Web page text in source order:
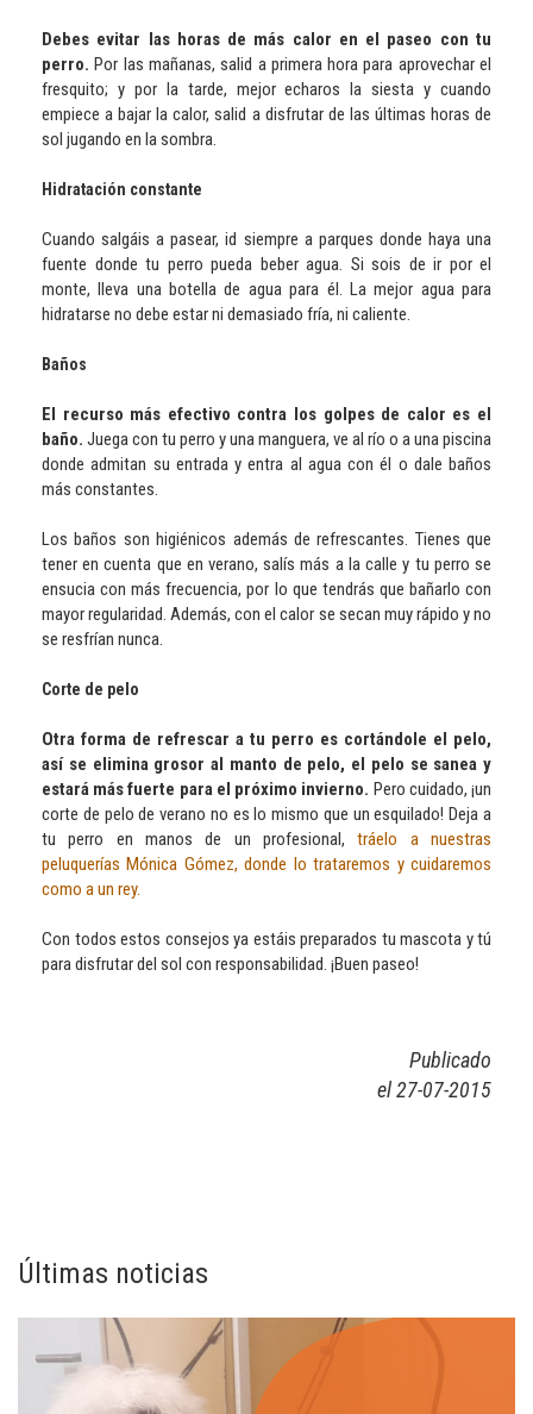
Debes evitar las horas de más calor en el paseo con tu
perro.Por las mañanas, salid a primera hora para aprovechar el
fresquito; y por la tarde, mejor echaros la siesta y cuando
empiece a bajar la calor, salid a disfrutar de las últimas horas de
sol jugando en la sombra.
Hidratación constante
Cuando salgáis a pasear, id siempre a parques donde haya una
fuente donde tu perro pueda beber agua. Si sois de ir por el
monte, lleva una botella de agua para él. La mejor agua para
hidratarse no debe estar ni demasiado fría, ni caliente.
Baños
El recurso más efectivo contra los golpes de calor es el
baño. Juega con tu perro y una manguera, ve al río o a una piscina
donde admitan su entrada y entra al agua con él o dale baños
más constantes.
Los baños son higiénicos además de refrescantes. Tienes que
tener en cuenta que en verano, salís más a la calle y tu perro se
ensucia con más frecuencia, por lo que tendrás que bañarlo con
mayor regularidad. Además, con el calor se secan muy rápido y no
se resfrían nunca.
Corte de pelo
Otra forma de refrescar a tu perro es cortándole el pelo,
así se elimina grosor al manto de pelo, el pelo se sanea y
estará más fuerte para el próximo invierno. Pero cuidado, ¡un
corte de pelo de verano no es lo mismo que un esquilado! Deja a
tu perro en manos de un profesional,tráelo a nuestras
peluquerías Mónica Gómez, donde lo trataremos y cuidaremos
como a un rey.
Con todos estos consejos ya estáis preparados tu mascota y tú
para disfrutar del sol con responsabilidad. ¡Buen paseo!
Publicado
el 27-07-2015
Últimas noticias